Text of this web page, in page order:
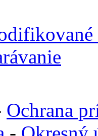
Ochrana